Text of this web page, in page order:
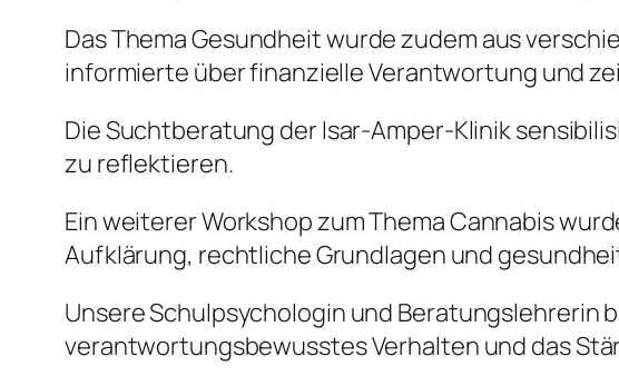
Das Thema Gesundheit wurde zudem aus
informierte über finanzielle Verantwortung und
Die Suchtberatung der Isar-Amper-Klinik
zu reflektieren.
Ein weiterer Workshop zum Thema Cannabis
Aufklärung, rechtliche Grundlagen und
Unsere Schulpsychologin und Beratungslehrerin
verantwortungsbewusstes Verhalten und das